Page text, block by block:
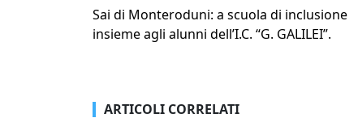
Sai di Monteroduni: a scuola di inclusione
insieme agli alunni dell’I.C. “G. GALILEI”.
ARTICOLI CORRELATI